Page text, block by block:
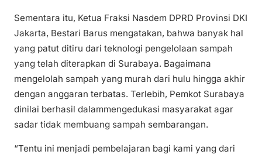
Sementara itu, Ketua Fraksi Nasdem DPRD Provinsi DKI
Jakarta, Bestari Barus mengatakan, bahwa banyak hal
yang patut ditiru dari teknologi pengelolaan sampah
yang telah diterapkan di Surabaya. Bagaimana
mengelolah sampah yang murah dari hulu hingga akhir
dengan anggaran terbatas. Terlebih, Pemkot Surabaya
dinilai berhasil dalammengedukasi masyarakat agar
sadar tidak membuang sampah sembarangan.
“Tentu ini menjadi pembelajaran bagi kami yang dari